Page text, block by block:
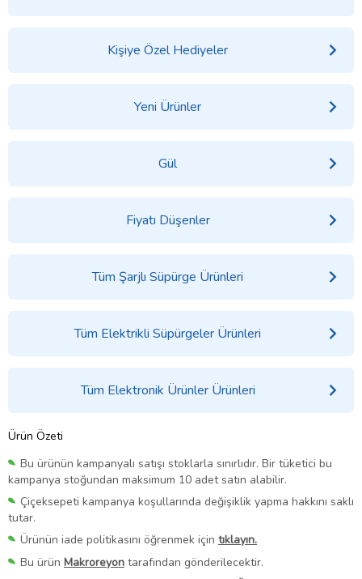
Kişiye Özel Hediyeler
Yeni Ürünler
Gül
Fiyatı Düşenler
Tüm Şarjlı Süpürge Ürünleri
Tüm Elektrikli Süpürgeler Ürünleri
Tüm Elektronik Ürünler Ürünleri
Ürün Özeti
Bu ürünün kampanyalı satışı stoklarla sınırlıdır. Bir tüketici bu
kampanya stoğundan maksimum 10 adet satın alabilir.
Çiçeksepeti kampanya koşullarında değişiklik yapma hakkını saklı
tutar.
Ürünün iade politikasını öğrenmek için tıklayın.
Bu ürün Makroreyon tarafından gönderilecektir.